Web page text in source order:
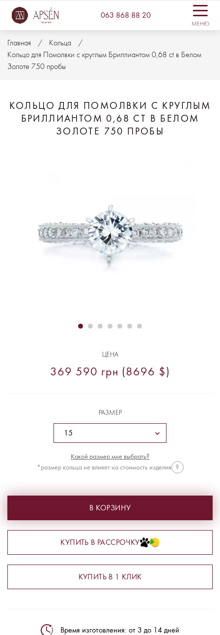
063 868 88 20
МЕНЮ
Главная
Кольца
Кольцо для Помолвки с круглым Бриллиантом 0,68 ct в Белом
Золоте 750 пробы
КОЛЬЦО ДЛЯ ПОМОЛВКИ С КРУГЛЫМ
БРИЛЛИАНТОМ 0,68 CT В БЕЛОМ
ЗОЛОТЕ 750 ПРОБЫ
ЦЕНА
369 590 грн (8696 $)
РАЗМЕР
Какой размер мне выбрать?
*размер кольца не влияет на стоимость изделия
?
В КОРЗИНУ
КУПИТЬ В РАССРОЧКУ
КУПИТЬ В 1 КЛИК
Время изготовления: от 3 до 14 дней